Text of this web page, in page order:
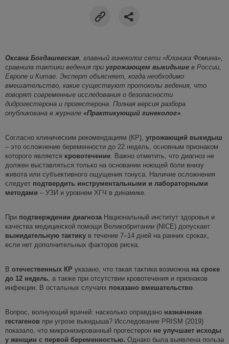
Оксана Богдашевская главный гинеколог сети «Клиника Фомина»,
сравнила тактики ведения при угрожающем выкидыше в России,
Европе и Китае. Эксперт объясняет, когда необходимо
вмешательство, какие существуют протоколы ведения, что
говорят современные исследования о безопасности
дидрогестерона и прогестерона. Полная версия разбора
опубликована в журнале «Практикующий гинеколог»
Согласно клиническим рекомендациям (КР), угрожающий выкидыш
– это осложнение беременности до 22 недель, основным признаком
которого является кровотечение . Важно отметить, что диагноз не
должен выставляться только на основании ноющей боли внизу
живота или субъективного ощущения тонуса. Наличие осложнения
следует подтвердить инструментальными и лабораторными
методами – УЗИ и уровнем ХГЧ в динамике.
При подтверждении диагноза Национальный институт здоровья и
качества медицинской помощи Великобритании (NICE) допускает
выжидательную тактику в течение 7–14 дней на ранних сроках,
если нет дополнительных факторов риска.
В отечественных КР указано, что такая тактика возможна на сроке
до 12 недель , а также при отсутствии кровотечения и признаков
инфекции. В остальных случаях показано вмешательство
Вопрос, волнующий врачей: насколько оправдано назначение
гестагенов при угрозе выкидыша? Исследование PRISM (2019)
показало, что микронизированный прогестерон не улучшает исходы
у женщин с первой беременностью. Однако была выявлена польза